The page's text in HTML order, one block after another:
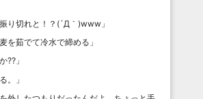
り切れと！？(´Д｀)www 」
を茹でて冷水で締める 」
か⁇ 」
。
」